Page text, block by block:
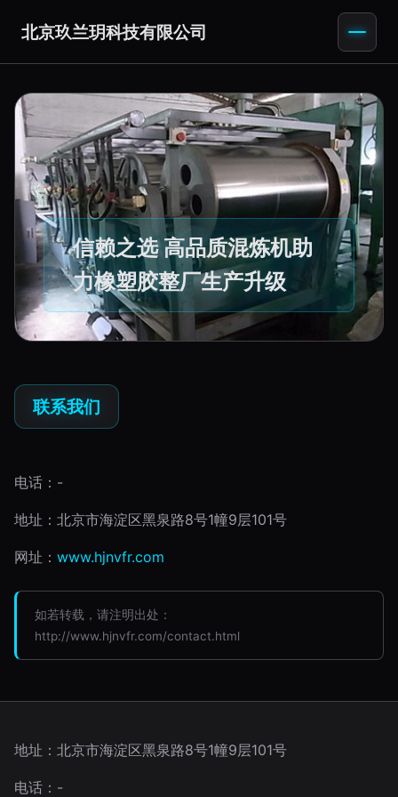
北京玖兰玥科技有限公司
信赖之选 高品质混炼机助
力橡塑胶整厂生产升级
联系我们
电话：-
地址：北京市海淀区黑泉路8号1幢9层101号
网址： www.hjnvfr.com
如若转载，请注明出处：
http://www.hjnvfr.com/contact.html
地址：北京市海淀区黑泉路8号1幢9层101号
电话：-